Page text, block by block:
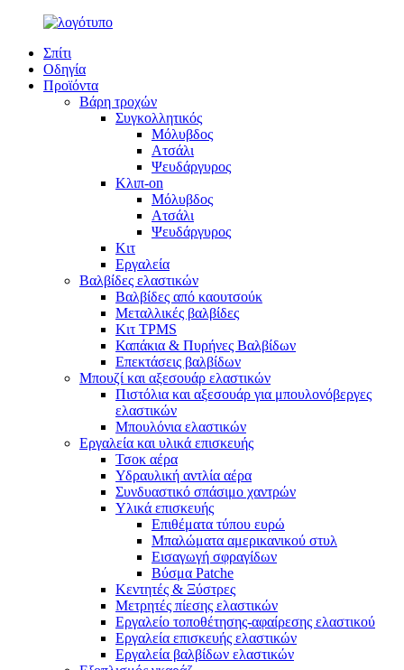
Σπίτι
Οδηγία
Προϊόντα
Βάρη τροχών
Συγκολλητικός
Μόλυβδος
Ατσάλι
Ψευδάργυρος
Κλιπ-on
Μόλυβδος
Ατσάλι
Ψευδάργυρος
Κιτ
Εργαλεία
Βαλβίδες ελαστικών
Βαλβίδες από καουτσούκ
Μεταλλικές βαλβίδες
Κιτ TPMS
Καπάκια & Πυρήνες Βαλβίδων
Επεκτάσεις βαλβίδων
Μπουζί και αξεσουάρ ελαστικών
Πιστόλια και αξεσουάρ για μπουλονόβεργες
ελαστικών
Μπουλόνια ελαστικών
Εργαλεία και υλικά επισκευής
Τσοκ αέρα
Υδραυλική αντλία αέρα
Συνδυαστικό σπάσιμο χαντρών
Υλικά επισκευής
Επιθέματα τύπου ευρώ
Μπαλώματα αμερικανικού στυλ
Εισαγωγή σφραγίδων
Βύσμα Patche
Κεντητές & Ξύστρες
Μετρητές πίεσης ελαστικών
Εργαλείο τοποθέτησης-αφαίρεσης ελαστικού
Εργαλεία επισκευής ελαστικών
Εργαλεία βαλβίδων ελαστικών